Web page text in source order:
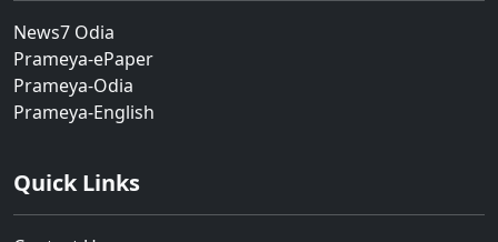
News7 Odia
Prameya-ePaper
Prameya-Odia
Prameya-English
Quick Links